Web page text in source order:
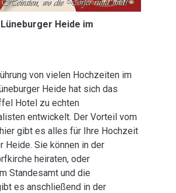
Heide im
von vielen Hochzeiten im
Heide hat sich das
Hotel zu echten
entwickelt. Der Vorteil vom
gibt es alles für Ihre Hochzeit
Heide. Sie können in der
heiraten, oder
Standesamt und die
es anschließend in der